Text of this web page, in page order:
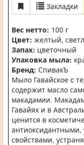
Закладки
Вес нетто: 100 г
Цвет: желтый,
Запах: цветочный
Упаковка мыла:
Бренд: СпивакЪ
Мыло Гавайское c
содержит масло
макадамии.
Гавайях и в
ценится в
свойствами,